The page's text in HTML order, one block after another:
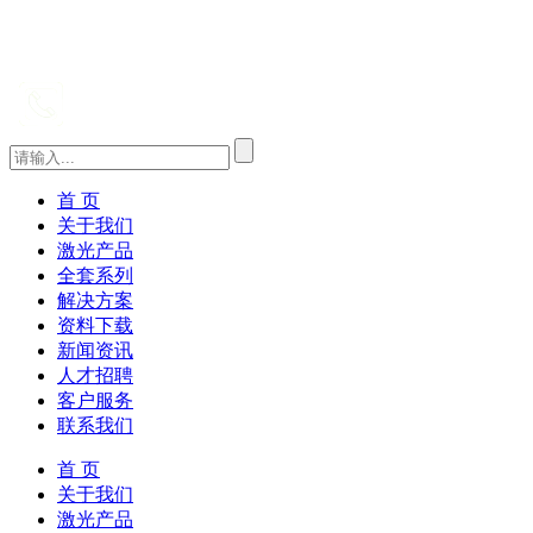
首 页
关于我们
激光产品
全套系列
解决方案
资料下载
新闻资讯
人才招聘
客户服务
联系我们
首 页
关于我们
激光产品